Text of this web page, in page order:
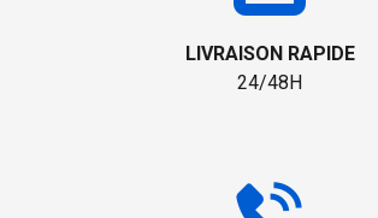
LIVRAISON RAPIDE
24/48H